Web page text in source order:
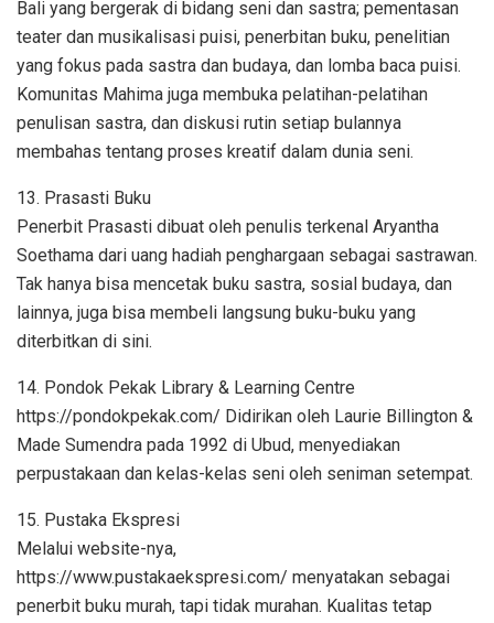
Bali yang bergerak di bidang seni dan sastra; pementasan
teater dan musikalisasi puisi, penerbitan buku, penelitian
yang fokus pada sastra dan budaya, dan lomba baca puisi.
Komunitas Mahima juga membuka pelatihan-pelatihan
penulisan sastra, dan diskusi rutin setiap bulannya
membahas tentang proses kreatif dalam dunia seni.
13. Prasasti Buku
Penerbit Prasasti dibuat oleh penulis terkenal Aryantha
Soethama dari uang hadiah penghargaan sebagai sastrawan.
Tak hanya bisa mencetak buku sastra, sosial budaya, dan
lainnya, juga bisa membeli langsung buku-buku yang
diterbitkan di sini.
14. Pondok Pekak Library & Learning Centre
https://pondokpekak.com/ Didirikan oleh Laurie Billington &
Made Sumendra pada 1992 di Ubud, menyediakan
perpustakaan dan kelas-kelas seni oleh seniman setempat.
15. Pustaka Ekspresi
Melalui website-nya,
https://www.pustakaekspresi.com/ menyatakan sebagai
penerbit buku murah, tapi tidak murahan. Kualitas tetap